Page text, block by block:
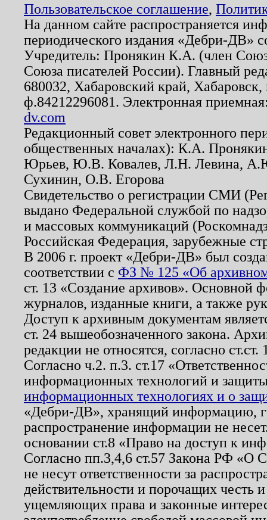
Пользовательское соглашение,
На данном сайте распространяется
периодического издания «Дебри-ДВ»
Учредитель: Пронякин К.А. (член
Союза писателей России). Главный
680032, Хабаровский край,
ф.84212296081. Электронная
dv.com
Редакционный совет электронного
общественных началах): К.А.
Юрьев, Ю.В. Ковалев, Л.Н. Левина,
Сухинин, О.В. Егорова
Свидетельство о регистрации СМИ
выдано Федеральной службой по
и массовых коммуникаций
Российская Федерация, зарубежные
В 2006 г. проект «Дебри-ДВ» был
соответствии с ФЗ № 125 «Об
ст. 13 «Создание архивов». Основной
журналов, изданные книги, а также
Доступ к архивным документам
ст. 24 вышеобозначенного закона.
редакции не относятся, согласно
Согласно ч.2. п.3. ст.17
информационных технологий и
информационных технологиях и о
«Дебри-ДВ», хранящий информацию,
распространение информации не
основании ст.8 «Право на доступ к
Согласно пп.3,4,6 ст.57 Закона РФ «О
не несут ответственности за
действительности и порочащих честь
ущемляющих права и законные